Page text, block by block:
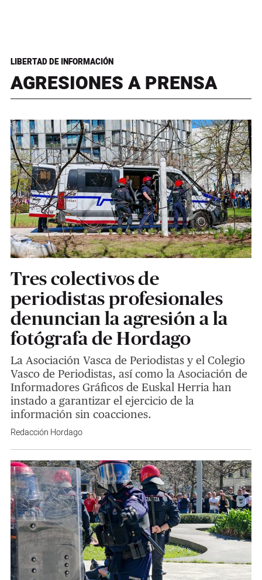
LIBERTAD DE INFORMACIÓN
AGRESIONES A PRENSA
Tres colectivos de
periodistas profesionales
denuncian la agresión a la
fotógrafa de Hordago
La Asociación Vasca de Periodistas y el Colegio
Vasco de Periodistas, así como la Asociación de
Informadores Gráficos de Euskal Herria han
instado a garantizar el ejercicio de la
información sin coacciones.
Redacción Hordago